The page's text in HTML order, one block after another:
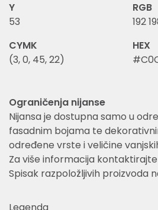
Y
53
RGB
192
CYMK
(3, 0, 45, 22)
HEX
Ograničenja nijanse
Nijansa je dostupna samo u
fasadnim bojama te
određene vrste i veličine
Za više informacija
Spisak razpoložljivih proizvoda
Legenda